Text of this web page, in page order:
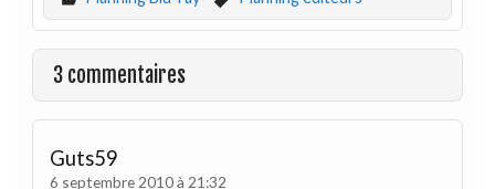
3 commentaires
Guts59
6 septembre 2010 à 21:32